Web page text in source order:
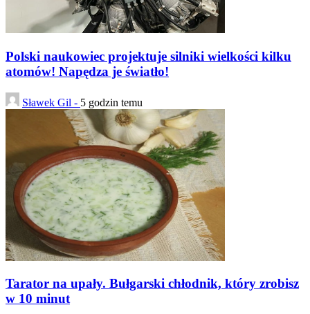
Polski naukowiec projektuje silniki wielkości kilku
atomów! Napędza je światło!
Sławek Gil - 5 godzin temu
Tarator na upały. Bułgarski chłodnik, który zrobisz
w 10 minut